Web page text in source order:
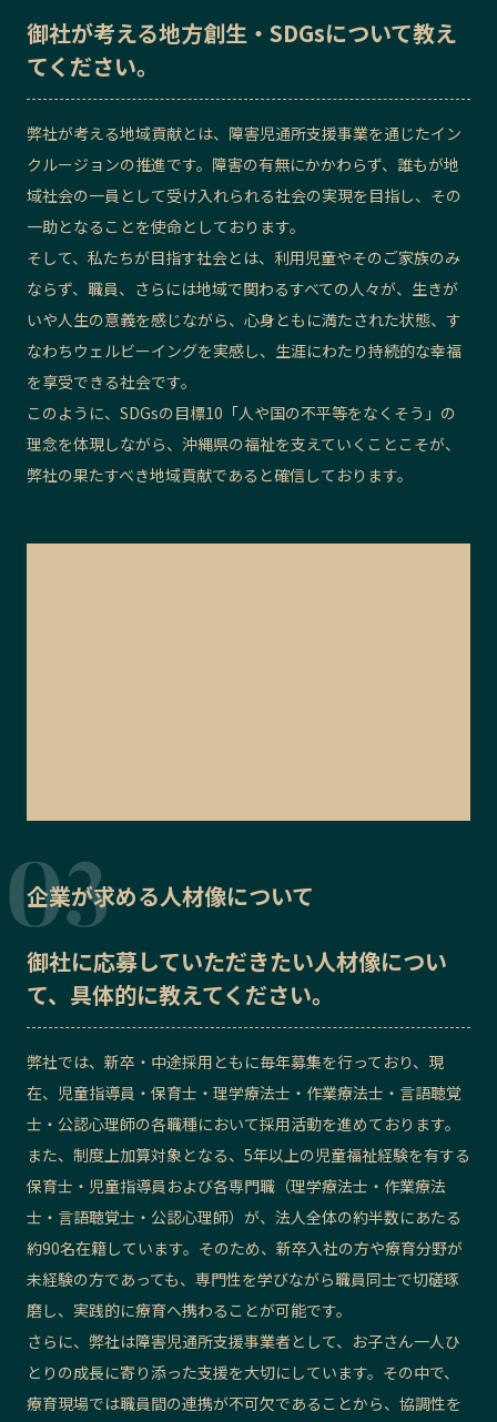
御社が考える地方創生・SDGsについて教え
てください。
弊社が考える地域貢献とは、障害児通所支援事業を通じたイン
クルージョンの推進です。障害の有無にかかわらず、誰もが地
域社会の一員として受け入れられる社会の実現を目指し、その
一助となることを使命としております。
そして、私たちが目指す社会とは、利用児童やそのご家族のみ
ならず、職員、さらには地域で関わるすべての人々が、生きが
いや人生の意義を感じながら、心身ともに満たされた状態、す
なわちウェルビーイングを実感し、生涯にわたり持続的な幸福
を享受できる社会です。
このように、SDGsの目標10「人や国の不平等をなくそう」の
理念を体現しながら、沖縄県の福祉を支えていくことこそが、
弊社の果たすべき地域貢献であると確信しております。
企業が求める人材像について
御社に応募していただきたい人材像につい
て、具体的に教えてください。
弊社では、新卒・中途採用ともに毎年募集を行っており、現
在、児童指導員・保育士・理学療法士・作業療法士・言語聴覚
士・公認心理師の各職種において採用活動を進めております。
また、制度上加算対象となる、5年以上の児童福祉経験を有する
保育士・児童指導員および各専門職（理学療法士・作業療法
士・言語聴覚士・公認心理師）が、法人全体の約半数にあたる
約90名在籍しています。そのため、新卒入社の方や療育分野が
未経験の方であっても、専門性を学びながら職員同士で切磋琢
磨し、実践的に療育へ携わることが可能です。
さらに、弊社は障害児通所支援事業者として、お子さん一人ひ
とりの成長に寄り添った支援を大切にしています。その中で、
療育現場では職員間の連携が不可欠であることから、協調性を